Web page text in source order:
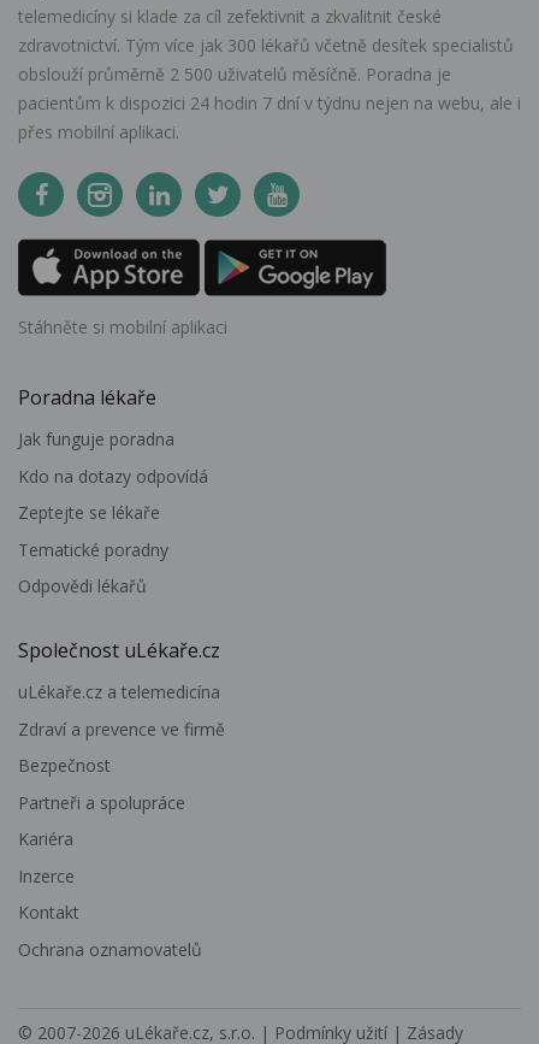
telemedicíny si klade za cíl zefektivnit a zkvalitnit české
zdravotnictví. Tým více jak 300 lékařů včetně desítek specialistů
obslouží průměrně 2 500 uživatelů měsíčně. Poradna je
pacientům k dispozici 24 hodin 7 dní v týdnu nejen na webu, ale i
přes mobilní aplikaci.
Stáhněte si mobilní aplikaci
Poradna lékaře
Jak funguje poradna
Kdo na dotazy odpovídá
Zeptejte se lékaře
Tematické poradny
Odpovědi lékařů
Společnost uLékaře.cz
uLékaře.cz a telemedicína
Zdraví a prevence ve firmě
Bezpečnost
Partneři a spolupráce
Kariéra
Inzerce
Kontakt
Ochrana oznamovatelů
© 2007-2026 uLékaře.cz, s.r.o. | Podmínky užití | Zásady